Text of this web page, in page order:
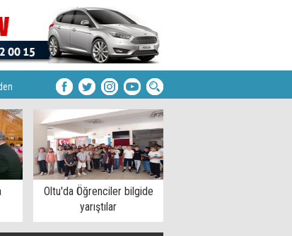
Oltu'da Öğrenciler bilgide
yarıştılar